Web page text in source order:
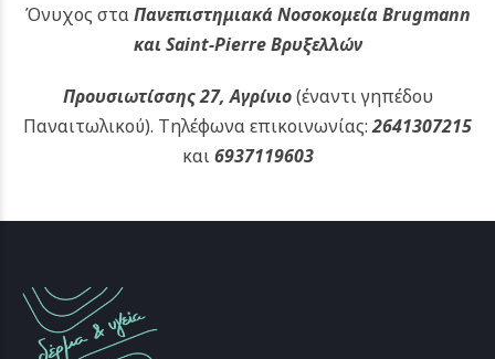
Όνυχος σταΠανεπιστημιακά Νοσοκομεία Brugmann
και Saint-Pierre Βρυξελλών
Προυσιωτίσσης 27, Αγρίνιο(έναντι γηπέδου
Παναιτωλικού). Τηλέφωνα επικοινωνίας:2641307215
και6937119603